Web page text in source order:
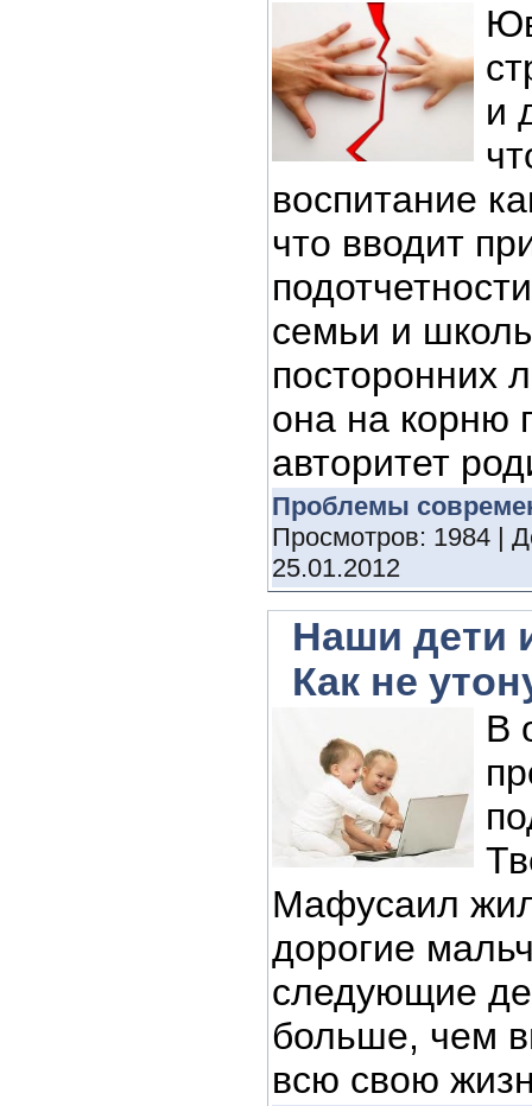
и
воспитание
что вводит
семьи и
посторонних
она на корню
авторитет
Проблемы
Просмотров: 1984 |
25.01.2012
Наши дети
Как не
В
Мафусаил
дорогие
следующие
больше, чем
всю свою